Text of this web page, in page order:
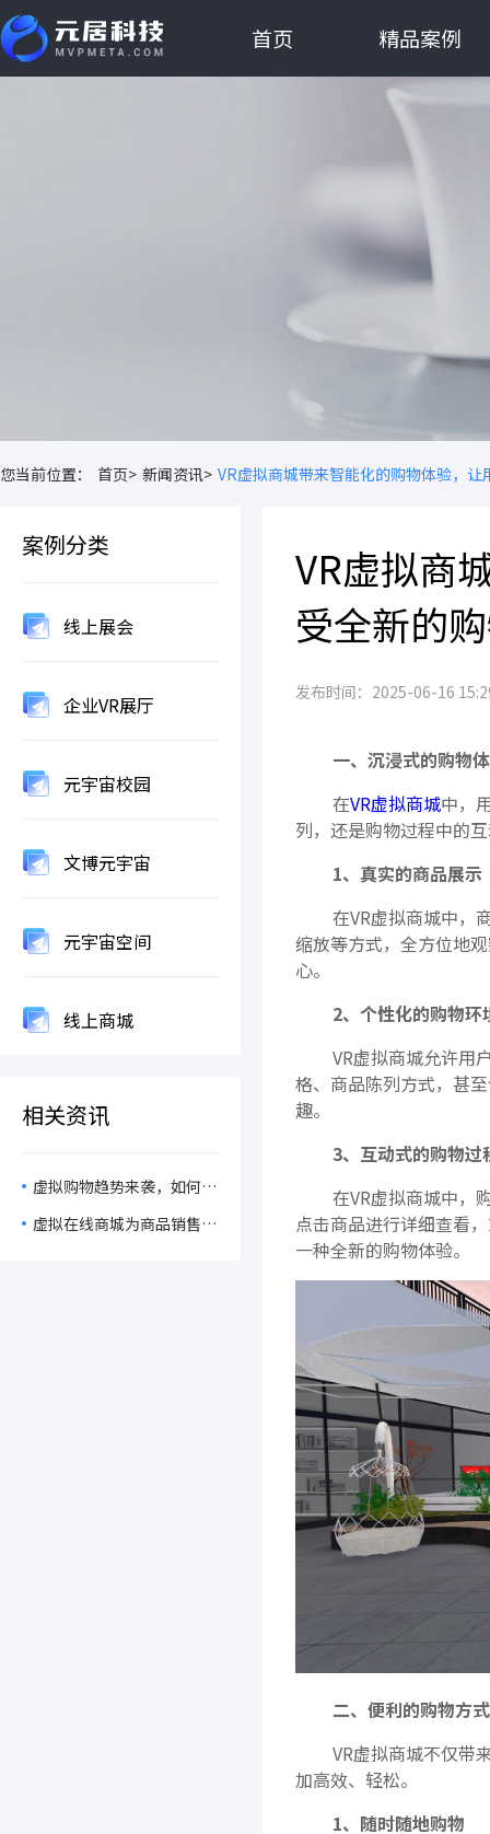
首页 精品案例
您当前位置： 首页> 新闻资讯> VR虚拟商城带来智能化的购物体验，
案例分类
线上展会
企业VR展厅
元宇宙校园
文博元宇宙
元宇宙空间
线上商城
相关资讯
虚拟购物趋势来袭，如何通
线上购物？
虚拟在线商城为商品销售方
VR虚拟商
受全新的
发布时间：2025-06-16
一、沉浸式的购物
在VR虚拟商城中，
列，还是购物过程中的
1、真实的商品展示
在VR虚拟商城中，
缩放等方式，全方位地
心。
2、个性化的购物环
VR虚拟商城允许用
格、商品陈列方式，甚
趣。
3、互动式的购物过
在VR虚拟商城中，
点击商品进行详细查看
一种全新的购物体验。
二、便利的购物方式
VR虚拟商城不仅带
加高效、轻松。
1、随时随地购物